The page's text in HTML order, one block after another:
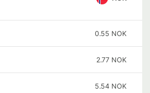
0.55 NOK
2.77 NOK
5.54 NOK